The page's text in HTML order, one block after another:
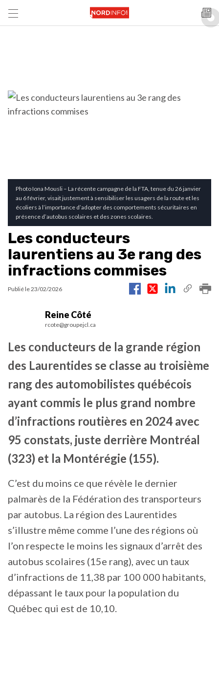
Photo Iona Mousli – La récente campagne de la FTA, tenue du 26 janvier
au 6 février, visait justement à sensibiliser les usagers de la route et les
écoliers à l’importance d’adopter des comportements sécuritaires en
présence d’autobus scolaires et des zones scolaires.
Les conducteurs
laurentiens au 3e rang des
infractions commises
Publié le23/02/2026
Reine Côté
rcote@groupejcl.ca
Les conducteurs de la grande région
des Laurentides se classe au troisième
rang des automobilistes québécois
ayant commis le plus grand nombre
d’infractions routières en 2024 avec
95 constats, juste derrière Montréal
(323) et la Montérégie (155).
C’est du moins ce que révèle le dernier
palmarès de la Fédération des transporteurs
par autobus. La région des Laurentides
s’illustre même comme l’une des régions où
l’on respecte le moins les signaux d’arrêt des
autobus scolaires (15e rang), avec un taux
d’infractions de 11,38 par 100 000 habitants,
dépassant le taux pour la population du
Québec qui est de 10,10.